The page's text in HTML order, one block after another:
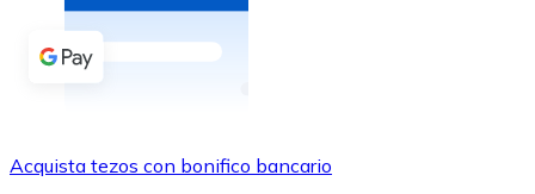
Acquista con contanti
Bonifico SEPA
Acquista tezos con bonifico bancario